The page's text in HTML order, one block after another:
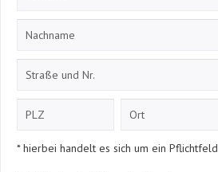
* hierbei handelt es sich um ein Pflichtfeld